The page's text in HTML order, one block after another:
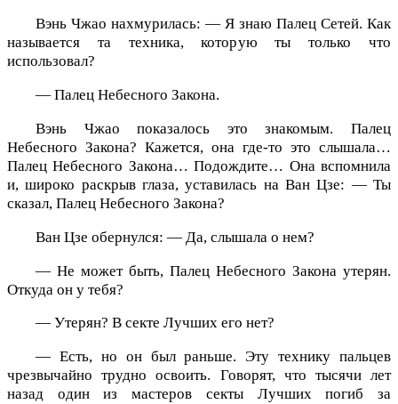
Вэнь Чжао нахмурилась: — Я знаю Палец Сетей. Как
называется та техника, которую ты только что
использовал?
— Палец Небесного Закона.
Вэнь Чжао показалось это знакомым. Палец
Небесного Закона? Кажется, она где-то это слышала…
Палец Небесного Закона… Подождите… Она вспомнила
и, широко раскрыв глаза, уставилась на Ван Цзе: — Ты
сказал, Палец Небесного Закона?
Ван Цзе обернулся: — Да, слышала о нем?
— Не может быть, Палец Небесного Закона утерян.
Откуда он у тебя?
— Утерян? В секте Лучших его нет?
— Есть, но он был раньше. Эту технику пальцев
чрезвычайно трудно освоить. Говорят, что тысячи лет
назад один из мастеров секты Лучших погиб за